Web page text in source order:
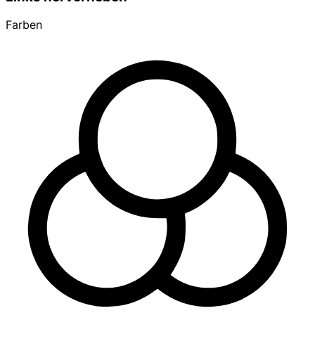
Farben